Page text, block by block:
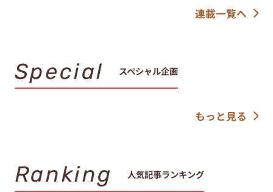
連載一覧へ
Special スペシャル企画
もっと見る
Ranking 人気記事ランキング